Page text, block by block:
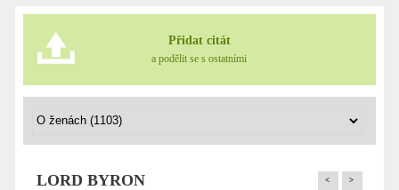
Přidat citát
a podělit se s ostatními
LORD BYRON < >